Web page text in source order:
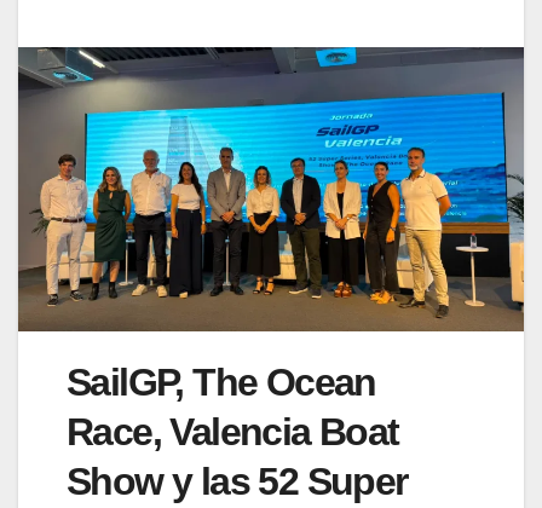
SailGP, The Ocean
Race, Valencia Boat
Show y las 52 Super